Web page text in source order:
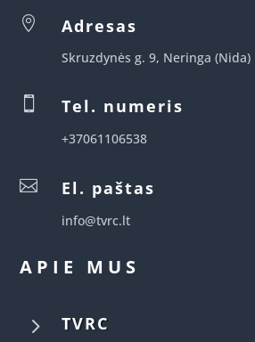
 Adresas
Skruzdynės g. 9, Neringa (Nida)
 Tel. numeris
+37061106538
 El. paštas
info@tvrc.lt
APIE MUS
5 TVRC